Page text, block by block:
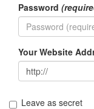
Password
Your Website
Leave as secret